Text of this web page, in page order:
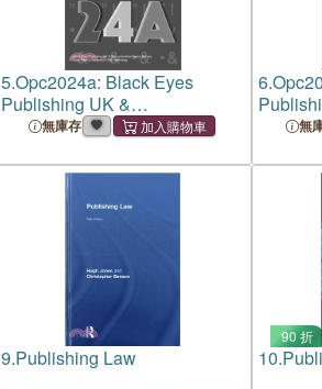
5.Opc2024a: Black Eyes
Publishing UK &
Gloucestershire Poetry Society
Anthology
無庫存
6.
無
9.Publishing Law
90 折
10.